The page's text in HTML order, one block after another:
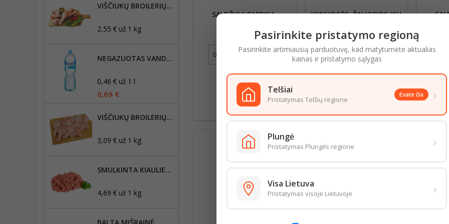
VIŠČIUKŲ BROILERIŲ BLAUZDELĖS
2,55 € už 1 kg
NEGAZUOTAS VANDUO AKVILĖ, 1,5L
0,46 € už 1 l
0,69 €
VIŠČIUKŲ BROILERIŲ SPARNŲ PETELIAI
3,09 € už 1 kg
SMULKINTA KIAULIENA, RIEBUMAS IKI 30%
4,69 € už 1 kg
SALDŽIOJI PAPRIKA,
Kaina
€ už 1 Kg
Į krepšelį
VYNUOGĖS, ŽALIOSIOS (SU
Kaina
3,19€ už 1 Kg
Pasirinkite pristatymo regioną
Pasirinkite artimiausią parduotuvę, kad matytumėte aktualias
kainas ir pristatymo sąlygas
Telšiai
Pristatymas Telšių regione
Esate čia ›
Plungė
Pristatymas Plungės regione ›
Visa Lietuva
Pristatymas visoje Lietuvoje ›